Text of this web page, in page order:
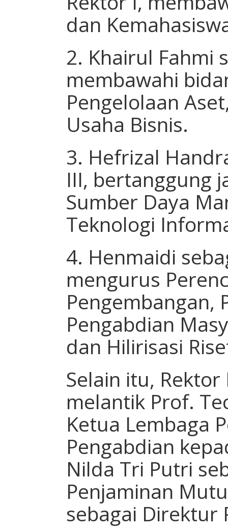
dan
2. Khairul Fahmi
membawahi
Pengelolaan
Usaha Bisnis.
3. Hefrizal
III, bertanggung
Sumber Daya
Teknologi
4. Henmaidi
mengurus
Pengembangan,
Pengabdian
dan Hilirisasi
Selain itu,
melantik Prof.
Ketua Lembaga
Pengabdian
Nilda Tri Putri
Penjaminan
sebagai Direktur